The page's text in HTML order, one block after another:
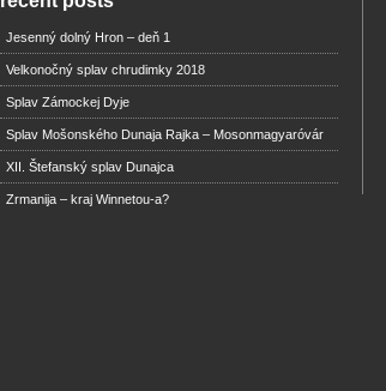
Jesenný dolný Hron – deň 1
Velkonočný splav chrudimky 2018
Splav Zámockej Dyje
Splav Mošonského Dunaja Rajka – Mosonmagyaróvár
XII. Štefanský splav Dunajca
Zrmanija – kraj Winnetou-a?